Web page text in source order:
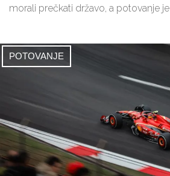
morali prečkati državo, a potovanje je
POTOVANJE